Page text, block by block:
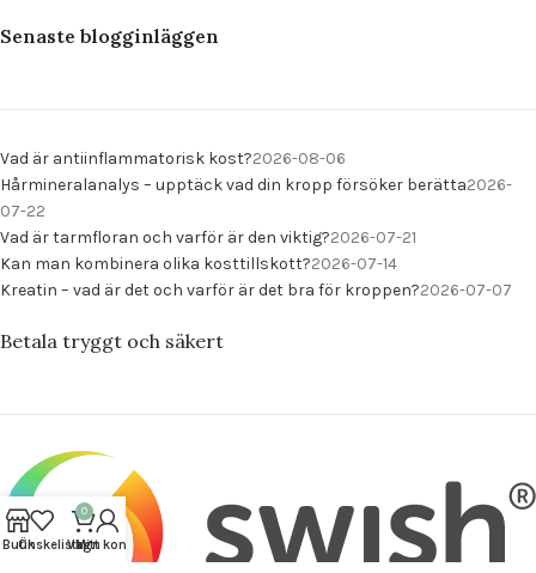
Senaste blogginläggen
Vad är antiinflammatorisk kost?2026-08-06
Hårmineralanalys – upptäck vad din kropp försöker berätta2026-
07-22
Vad är tarmfloran och varför är den viktig?2026-07-21
Kan man kombinera olika kosttillskott?2026-07-14
Kreatin – vad är det och varför är det bra för kroppen?2026-07-07
Betala tryggt och säkert
ButikÖnskelista
0
Vagn
Mitt konto